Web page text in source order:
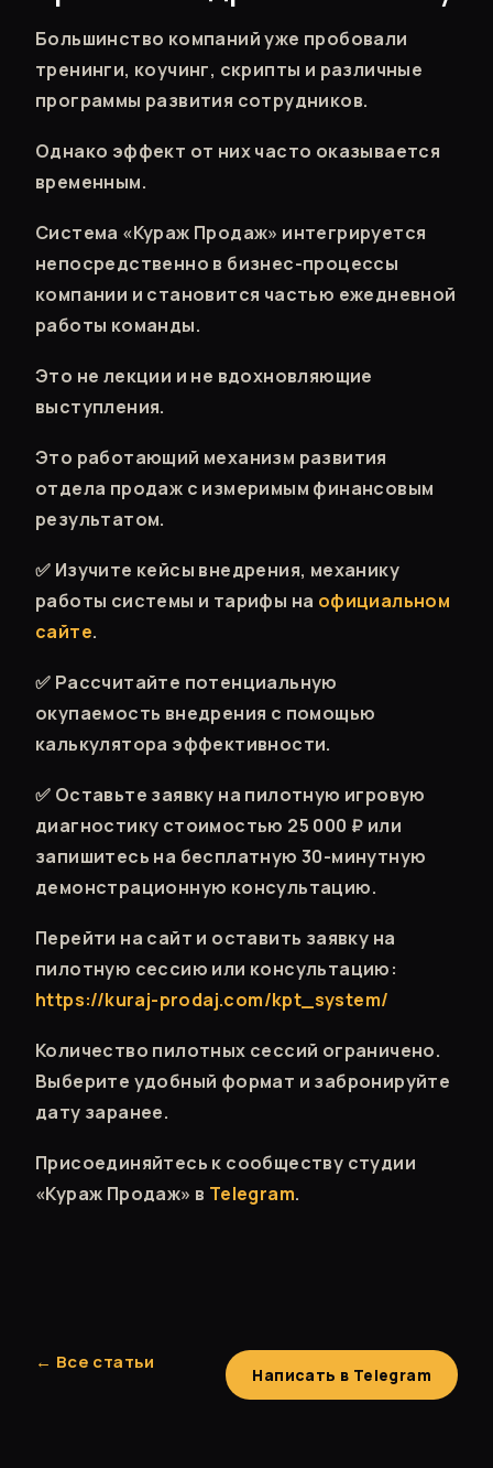
Большинство компаний уже пробовали
тренинги, коучинг, скрипты и различные
программы развития сотрудников.
Однако эффект от них часто оказывается
временным.
Система «Кураж Продаж» интегрируется
непосредственно в бизнес-процессы
компании и становится частью ежедневной
работы команды.
Это не лекции и не вдохновляющие
выступления.
Это работающий механизм развития
отдела продаж с измеримым финансовым
результатом.
✅ Изучите кейсы внедрения, механику
работы системы и тарифы на официальном
сайте.
✅ Рассчитайте потенциальную
окупаемость внедрения с помощью
калькулятора эффективности.
✅ Оставьте заявку на пилотную игровую
диагностику стоимостью 25 000 ₽ или
запишитесь на бесплатную 30-минутную
демонстрационную консультацию.
Перейти на сайт и оставить заявку на
пилотную сессию или консультацию:
https://kuraj-prodaj.com/kpt_system/
Количество пилотных сессий ограничено.
Выберите удобный формат и забронируйте
дату заранее.
Присоединяйтесь к сообществу студии
«Кураж Продаж» в Telegram.
← Все статьи
Написать в Telegram